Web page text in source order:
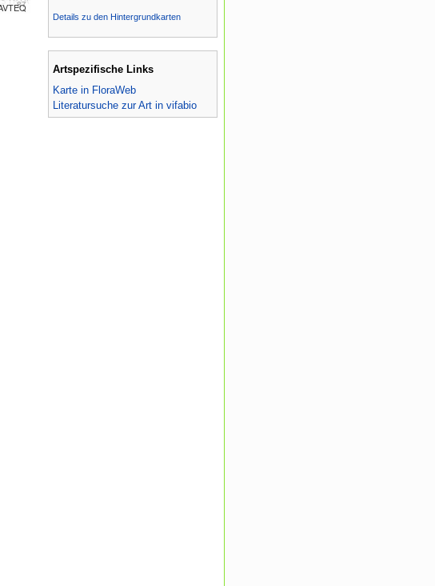
Details zu den Hintergrundkarten
Artspezifische Links
Karte in FloraWeb
Literatursuche zur Art in vifabio